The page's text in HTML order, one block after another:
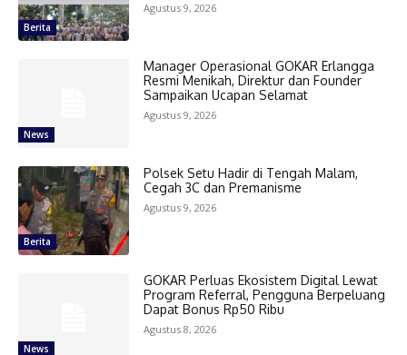
Berita
Agustus 9, 2026
News
Manager Operasional GOKAR Erlangga
Resmi Menikah, Direktur dan Founder
Sampaikan Ucapan Selamat
Agustus 9, 2026
Berita
Polsek Setu Hadir di Tengah Malam,
Cegah 3C dan Premanisme
Agustus 9, 2026
News
GOKAR Perluas Ekosistem Digital Lewat
Program Referral, Pengguna Berpeluang
Dapat Bonus Rp50 Ribu
Agustus 8, 2026